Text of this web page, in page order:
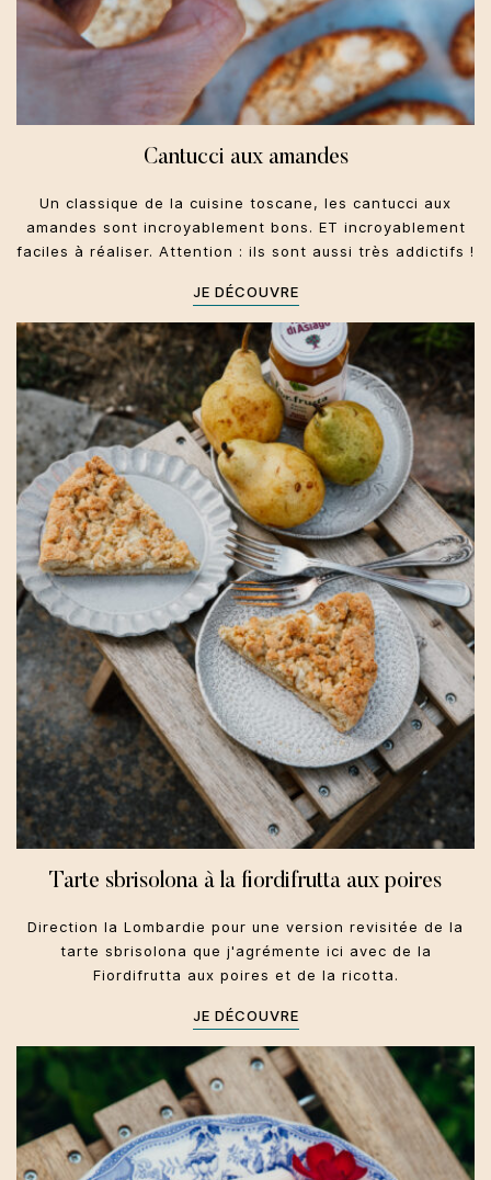
Cantucci aux amandes
Un classique de la cuisine toscane, les cantucci aux
amandes sont incroyablement bons. ET incroyablement
faciles à réaliser. Attention : ils sont aussi très addictifs !
JE DÉCOUVRE
Lombardie
Dolci
Automne
Tarte sbrisolona à la fiordifrutta aux poires
Direction la Lombardie pour une version revisitée de la
tarte sbrisolona que j'agrémente ici avec de la
Fiordifrutta aux poires et de la ricotta.
JE DÉCOUVRE
Toscane
Dolci